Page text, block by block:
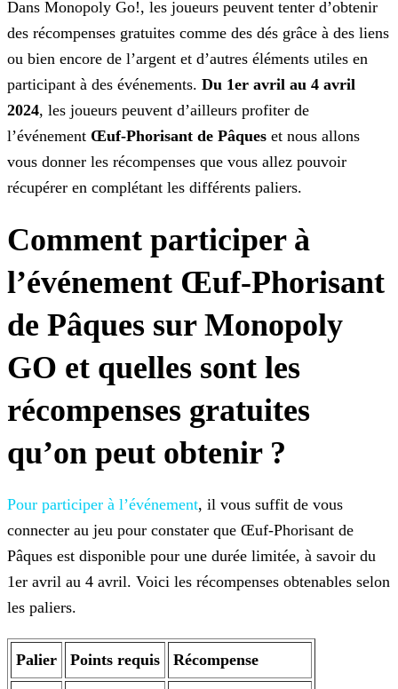
Dans Monopoly Go!, les joueurs peuvent tenter d’obtenir
des récompenses gratuites comme des dés grâce à des liens
ou bien encore de l’argent et d’autres éléments utiles en
participant à des événements. Du 1er avril au 4 avril
2024, les joueurs peuvent d’ailleurs profiter de
l’événement Œuf-Phorisant de Pâques et nous allons
vous donner les récompenses que vous allez pouvoir
récupérer en complétant les différents paliers.
Comment participer à
l’événement Œuf-Phorisant
de Pâques sur Monopoly
GO et quelles sont les
récompenses gratuites
qu’on peut obtenir ?
Pour participer à l’événement, il vous suffit de vous
connecter au jeu pour constater que Œuf-Phorisant de
Pâques est disponible pour une durée limitée, à savoir du
1er avril au 4 avril. Voici les récompenses obtenables selon
les paliers.
Palier Points requis Récompense